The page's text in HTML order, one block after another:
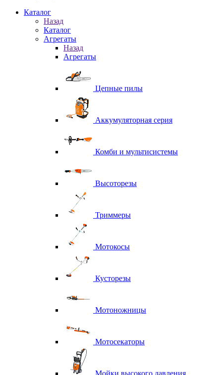
Каталог
Назад
Каталог
Агрегаты
Назад
Агрегаты
Цепные пилы
Аккумуляторная серия
Комби и мультисистемы
Высоторезы
Триммеры
Мотокосы
Кусторезы
Мотоножницы
Мотосекаторы
Мойки высокого давления